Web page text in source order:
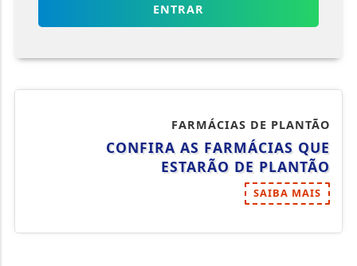
ENTRAR
FARMÁCIAS DE PLANTÃO
CONFIRA AS FARMÁCIAS QUE
ESTARÃO DE PLANTÃO
SAIBA MAIS